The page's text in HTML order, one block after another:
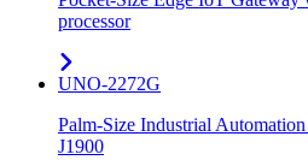
processor
UNO-2272G
Palm-Size Industrial
J1900